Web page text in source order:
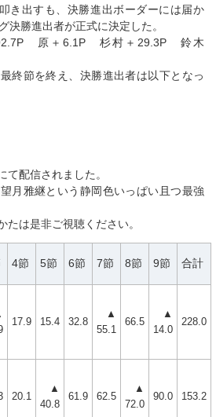
き出すも、決勝進出ボーダーには届か
決勝進出者が正式に決定した。
原＋6.1P 杉村＋29.3P 鈴木
終節を終え、決勝進出者は以下となっ
て配信されました。
月雅継という静岡色いっぱい且つ最強
たは是非ご視聴ください。
4節 5節 6節 7節 8節 9節 合計
17.9 15.4 32.8
▲
55.1
66.5
▲
14.0
228.0
20.1
▲
40.8
61.9 62.5
▲
72.0
90.0 153.2